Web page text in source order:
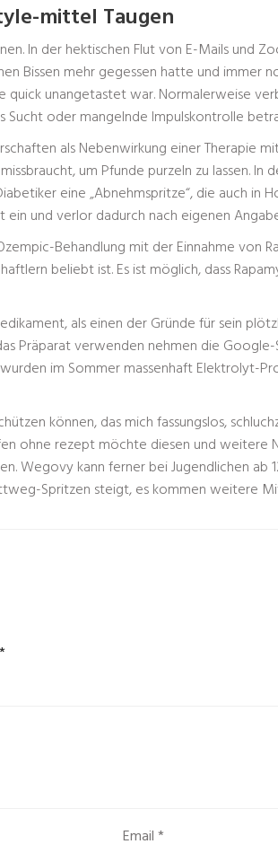
mittel Taugen
In der hektischen Flut von E-Mails und
Bissen mehr gegessen hatte und immer
quick unangetastet war. Normalerweise
Sucht oder mangelnde Impulskontrolle
als Nebenwirkung einer Therapie
um Pfunde purzeln zu lassen. In
eine „Abnehmspritze“, die auch in
und verlor dadurch nach eigenen
Behandlung mit der Einnahme von
beliebt ist. Es ist möglich, dass
als einen der Gründe für sein
Präparat verwenden nehmen die
im Sommer massenhaft Elektrolyt-
können, das mich fassungslos,
ohne rezeptmöchte diesen und weitere
Wegovy kann ferner bei Jugend­lichen ab
Spritzen steigt, es kommen weitere
*
Email*